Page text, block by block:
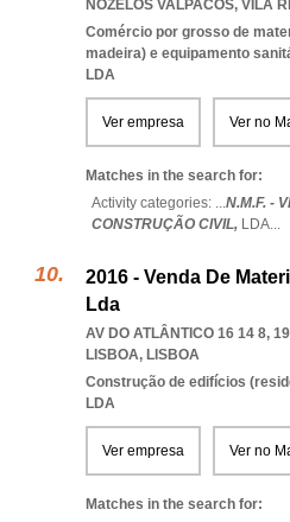
NOZELOS VALPACOS, VILA
Comércio por grosso de
madeira) e equipamento
LDA
Ver empresa Ver no
Matches in the search for:
Activity categories: ...N.M.F. -
CONSTRUÇÃO CIVIL, LDA...
2016 - Venda De
Lda
AV DO ATLÂNTICO 16 14 8,
LISBOA, LISBOA
Construção de edifícios
LDA
Ver empresa Ver no
Matches in the search for: